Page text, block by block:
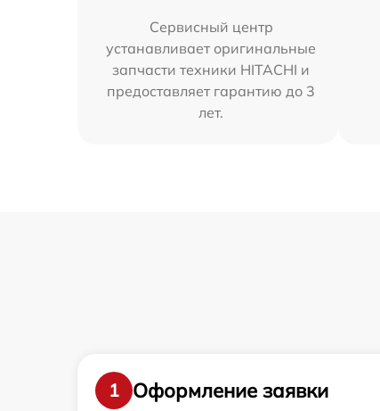
Сервисный центр
устанавливает оригинальные
запчасти техники HITACHI и
предоставляет гарантию до 3
лет.
1
Оформление заявки